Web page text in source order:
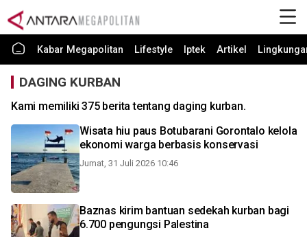
Kabar Megapolitan Lifestyle Iptek Artikel
DAGING KURBAN
Kami memiliki 375 berita tentang daging kurban.
Wisata hiu paus Botubarani Gorontalo kelola
ekonomi warga berbasis konservasi
Jumat, 31 Juli 2026 10:46
Baznas kirim bantuan sedekah kurban bagi
6.700 pengungsi Palestina